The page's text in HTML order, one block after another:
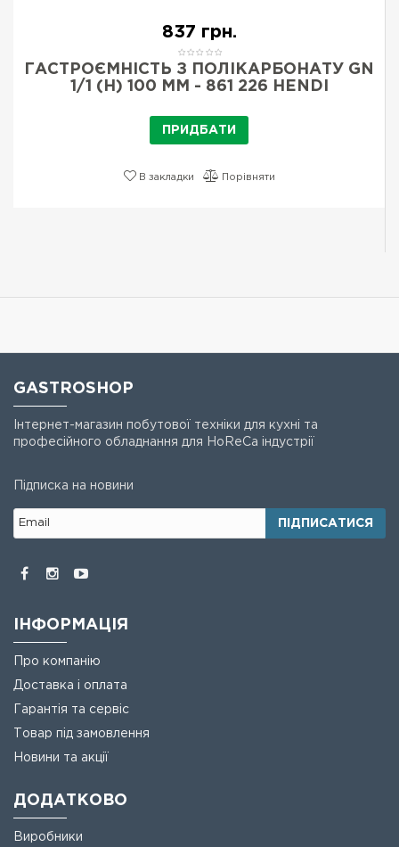
837 грн.
ГАСТРОЄМНІСТЬ З ПОЛІКАРБОНАТУ GN
1/1 (H) 100 ММ - 861 226 HENDI
ПРИДБАТИ
В закладки Порівняти
GASTROSHOP
Інтернет-магазин побутової техніки для кухні та
професійного обладнання для HoReCa індустрії
Підписка на новини
ПІДПИСАТИСЯ
ІНФОРМАЦІЯ
Про компанію
Доставка і оплата
Гарантія та сервіс
Товар під замовлення
Новини та акції
ДОДАТКОВО
Виробники